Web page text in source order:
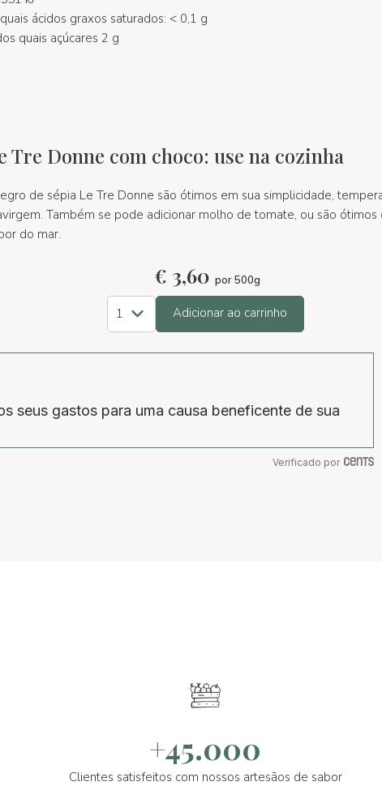
ácidos graxos saturados: < 0,1 g
quais açúcares 2 g
Tre Donne com choco: use na cozinha
de sépia Le Tre Donne são ótimos em sua simplicidade,
Também se pode adicionar molho de tomate, ou são ótimos
do mar.
€ 3,60 por 500g
Adicionar ao carrinho
seus gastos para uma causa beneficente de sua
Verificado por
+45.000
Clientes satisfeitos com nossos artesãos de sabor